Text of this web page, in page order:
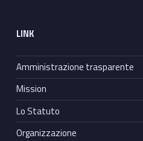
LINK
Amministrazione trasparente
Mission
Lo Statuto
Organizzazione